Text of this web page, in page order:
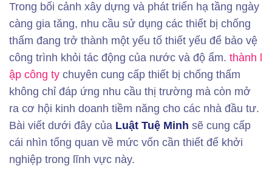
Trong bối cảnh xây dựng và phát triển hạ tầng ngày
càng gia tăng, nhu cầu sử dụng các thiết bị chống
thấm đang trở thành một yếu tố thiết yếu để bảo vệ
công trình khỏi tác động của nước và độ ẩm. thành l
ập công ty chuyên cung cấp thiết bị chống thấm
không chỉ đáp ứng nhu cầu thị trường mà còn mở
ra cơ hội kinh doanh tiềm năng cho các nhà đầu tư.
Bài viết dưới đây của Luật Tuệ Minh sẽ cung cấp
cái nhìn tổng quan về mức vốn cần thiết để khởi
nghiệp trong lĩnh vực này.